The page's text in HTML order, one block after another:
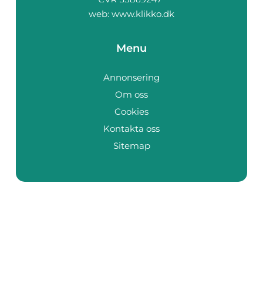
web: www.klikko.dk
Menu
Annonsering
Om oss
Cookies
Kontakta oss
Sitemap